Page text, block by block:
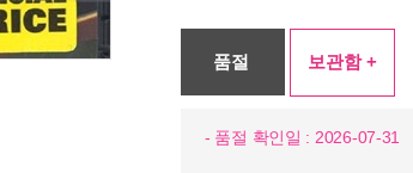
품절 보관함 +
- 품절 확인일 : 2026-07-31